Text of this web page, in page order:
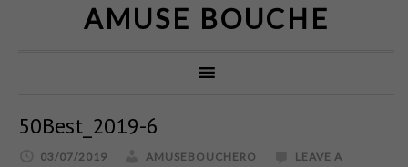
AMUSE BOUCHE
50Best_2019-6
03/07/2019 AMUSEBOUCHERO
LEAVE A